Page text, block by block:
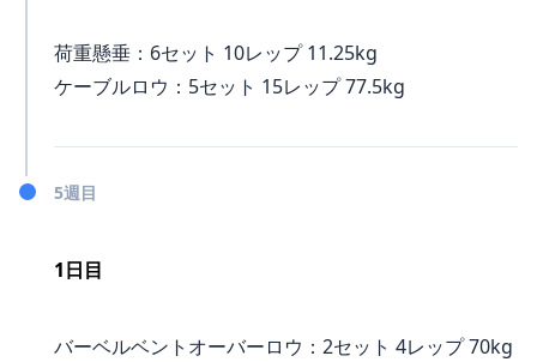
荷重懸垂：6セット 10レップ 11.25kg
ケーブルロウ：5セット 15レップ 77.5kg
5週目
1日目
バーベルベントオーバーロウ：2セット 4レップ 70kg